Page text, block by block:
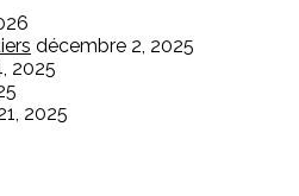
décembre 2, 2025
2025
2025